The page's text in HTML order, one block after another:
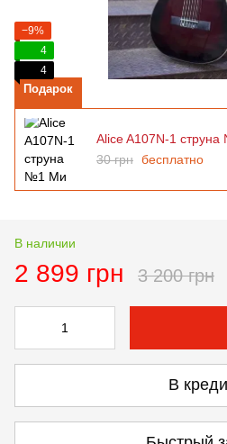
−9%
4
4
Подарок
Alice A107N-1
30 грн бесплатно
В наличии
2 899 грн 3 200 грн
В